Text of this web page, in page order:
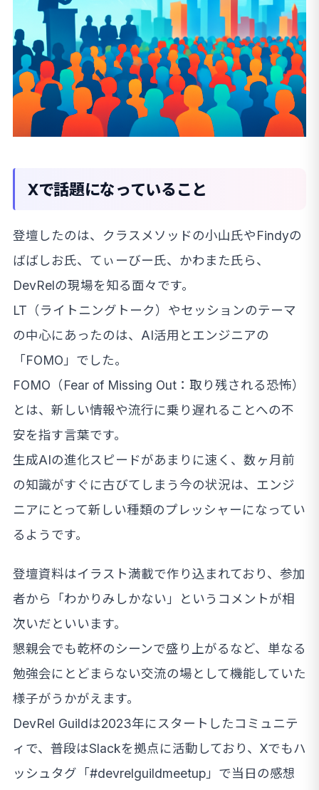
Xで話題になっていること
登壇したのは、クラスメソッドの小山氏やFindyの
ばばしお氏、てぃーびー氏、かわまた氏ら、
DevRelの現場を知る面々です。
LT（ライトニングトーク）やセッションのテーマ
の中心にあったのは、AI活用とエンジニアの
「FOMO」でした。
FOMO（Fear of Missing Out：取り残される恐怖）
とは、新しい情報や流行に乗り遅れることへの不
安を指す言葉です。
生成AIの進化スピードがあまりに速く、数ヶ月前
の知識がすぐに古びてしまう今の状況は、エンジ
ニアにとって新しい種類のプレッシャーになってい
るようです。
登壇資料はイラスト満載で作り込まれており、参加
者から「わかりみしかない」というコメントが相
次いだといいます。
懇親会でも乾杯のシーンで盛り上がるなど、単なる
勉強会にとどまらない交流の場として機能していた
様子がうかがえます。
DevRel Guildは2023年にスタートしたコミュニテ
ィで、普段はSlackを拠点に活動しており、Xでもハ
ッシュタグ「#devrelguildmeetup」で当日の感想